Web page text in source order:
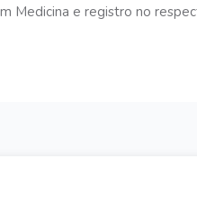
Medicina e registro no